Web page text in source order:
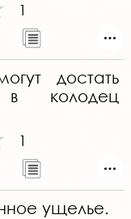
1
достать
колодец
1
ущелье.